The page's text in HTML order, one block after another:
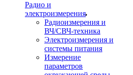
Радио и
электроизмерения
Радиоизмерения и
ВЧ/СВЧ-техника
Электроизмерения и
системы питания
Измерение
параметров